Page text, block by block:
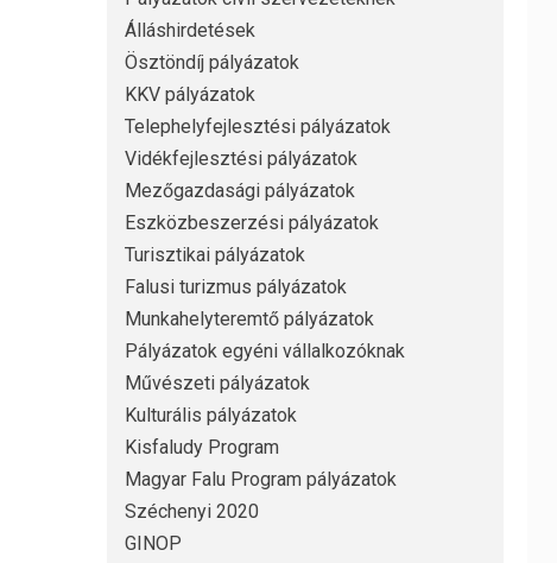
Álláshirdetések
Ösztöndíj pályázatok
KKV pályázatok
Telephelyfejlesztési pályázatok
Vidékfejlesztési pályázatok
Mezőgazdasági pályázatok
Eszközbeszerzési pályázatok
Turisztikai pályázatok
Falusi turizmus pályázatok
Munkahelyteremtő pályázatok
Pályázatok egyéni vállalkozóknak
Művészeti pályázatok
Kulturális pályázatok
Kisfaludy Program
Magyar Falu Program pályázatok
Széchenyi 2020
GINOP